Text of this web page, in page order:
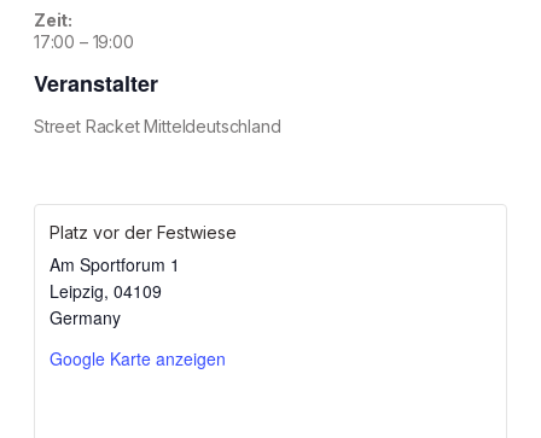
Zeit:
17:00 – 19:00
Veranstalter
Street Racket Mitteldeutschland
Platz vor der Festwiese
Am Sportforum 1
Leipzig, 04109
Germany
Google Karte anzeigen